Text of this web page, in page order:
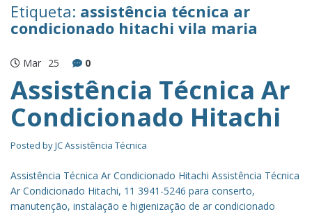
Etiqueta: assistência técnica ar
condicionado hitachi vila maria
Mar 25 0
Assistência Técnica Ar
Condicionado Hitachi
Posted byJC Assistência Técnica
Assistência Técnica Ar Condicionado Hitachi Assistência Técnica
Ar Condicionado Hitachi, 11 3941-5246 para conserto,
manutenção, instalação e higienização de ar condicionado